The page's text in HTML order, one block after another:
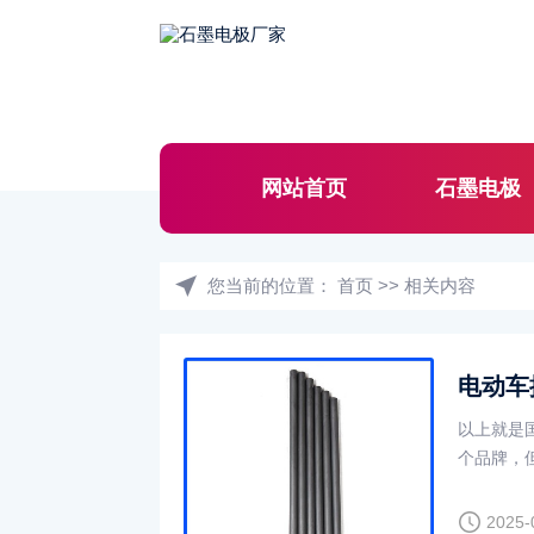
网站首页 石墨电极
您当前的位置：首页 >>相关内容
以上就是
个品牌，